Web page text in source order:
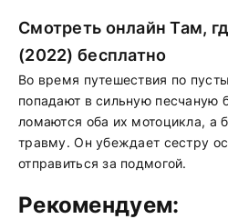
Смотреть онлайн Там,
(2022) бесплатно
Во время путешествия по
попадают в сильную песчаную
ломаются оба их мотоцикла, а
травму. Он убеждает сестру
отправиться за подмогой.
Рекомендуем: